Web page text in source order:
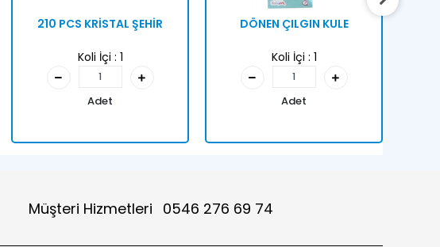
210 PCS KRİSTAL ŞEHİR
Koli İçi : 1
Adet
DÖNEN ÇILGIN KULE
Koli İçi : 1
Adet
Müşteri Hizmetleri 0546 276 69 74